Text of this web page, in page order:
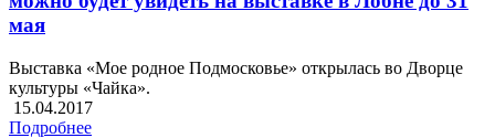
мая
Выставка «Мое родное Подмосковье» открылась во Дворце
культуры «Чайка».
15.04.2017
Подробнее